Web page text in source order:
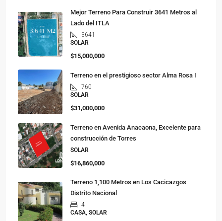
Mejor Terreno Para Construir 3641 Metros al
Lado del ITLA
3641
SOLAR
$15,000,000
Terreno en el prestigioso sector Alma Rosa I
760
SOLAR
$31,000,000
Terreno en Avenida Anacaona, Excelente para
construcción de Torres
SOLAR
$16,860,000
Terreno 1,100 Metros en Los Cacicazgos
Distrito Nacional
4
CASA, SOLAR